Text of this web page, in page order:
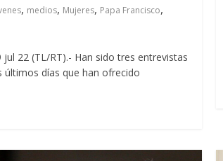
, medios, Mujeres, Papa Francisco,
jul 22 (TL/RT).- Han sido tres entrevistas
últimos días que han ofrecido